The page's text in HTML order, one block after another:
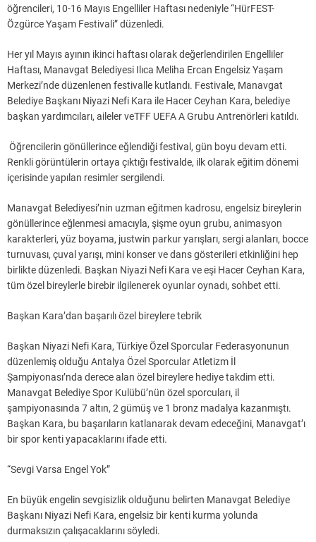
öğrencileri, 10-16 Mayıs Engelliler Haftası nedeniyle “HürFEST-
Özgürce Yaşam Festivali” düzenledi.
Her yıl Mayıs ayının ikinci haftası olarak değerlendirilen Engelliler
Haftası, Manavgat Belediyesi Ilıca Meliha Ercan Engelsiz Yaşam
Merkezi’nde düzenlenen festivalle kutlandı. Festivale, Manavgat
Belediye Başkanı Niyazi Nefi Kara ile Hacer Ceyhan Kara, belediye
başkan yardımcıları, aileler veTFF UEFA A Grubu Antrenörleri katıldı.
Öğrencilerin gönüllerince eğlendiği festival, gün boyu devam etti.
Renkli görüntülerin ortaya çıktığı festivalde, ilk olarak eğitim dönemi
içerisinde yapılan resimler sergilendi.
Manavgat Belediyesi’nin uzman eğitmen kadrosu, engelsiz bireylerin
gönüllerince eğlenmesi amacıyla, şişme oyun grubu, animasyon
karakterleri, yüz boyama, justwin parkur yarışları, sergi alanları, bocce
turnuvası, çuval yarışı, mini konser ve dans gösterileri etkinliğini hep
birlikte düzenledi. Başkan Niyazi Nefi Kara ve eşi Hacer Ceyhan Kara,
tüm özel bireylerle birebir ilgilenerek oyunlar oynadı, sohbet etti.
Başkan Kara’dan başarılı özel bireylere tebrik
Başkan Niyazi Nefi Kara, Türkiye Özel Sporcular Federasyonunun
düzenlemiş olduğu Antalya Özel Sporcular Atletizm İl
Şampiyonası’nda derece alan özel bireylere hediye takdim etti.
Manavgat Belediye Spor Kulübü’nün özel sporcuları, il
şampiyonasında 7 altın, 2 gümüş ve 1 bronz madalya kazanmıştı.
Başkan Kara, bu başarıların katlanarak devam edeceğini, Manavgat’ı
bir spor kenti yapacaklarını ifade etti.
“Sevgi Varsa Engel Yok”
En büyük engelin sevgisizlik olduğunu belirten Manavgat Belediye
Başkanı Niyazi Nefi Kara, engelsiz bir kenti kurma yolunda
durmaksızın çalışacaklarını söyledi.